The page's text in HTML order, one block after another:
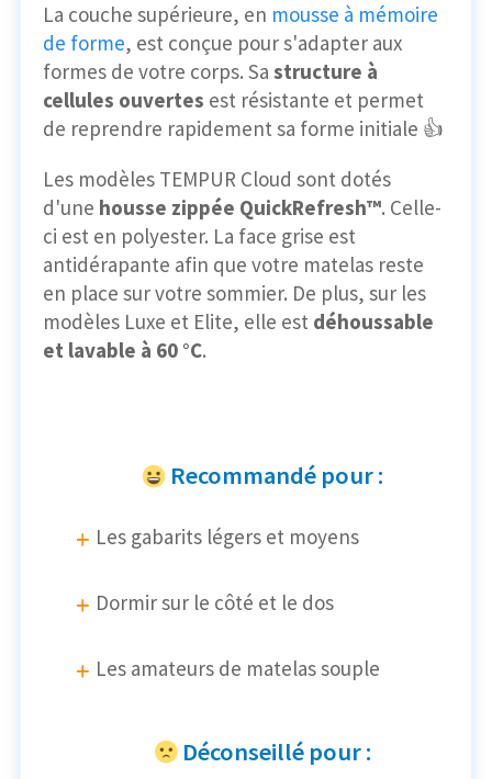
La couche supérieure, en mousse à mémoire
de forme, est conçue pour s'adapter aux
formes de votre corps. Sa structure à
cellules ouvertes est résistante et permet
de reprendre rapidement sa forme initiale 👍
Les modèles TEMPUR Cloud sont dotés
d'une housse zippée QuickRefresh™. Celle-
ci est en polyester. La face grise est
antidérapante afin que votre matelas reste
en place sur votre sommier. De plus, sur les
modèles Luxe et Elite, elle est déhoussable
et lavable à 60 °C.
Recommandé pour :
Les gabarits légers et moyens
Dormir sur le côté et le dos
Les amateurs de matelas souple
Déconseillé pour :